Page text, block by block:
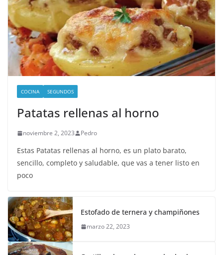
COCINA SEGUNDOS
Patatas rellenas al horno
noviembre 2, 2023 Pedro
Estas Patatas rellenas al horno, es un plato barato,
sencillo, completo y saludable, que vas a tener listo en
poco
Estofado de ternera y champiñones
marzo 22, 2023